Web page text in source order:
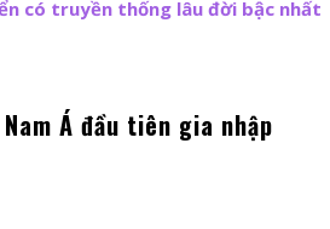
có truyền thống lâu đời bậc nhất
Á đầu tiên gia nhập